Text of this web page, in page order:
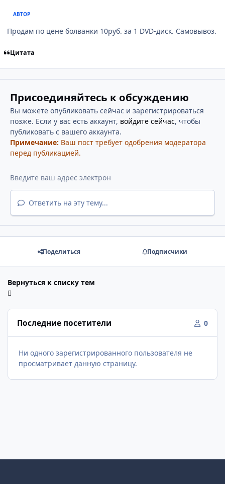
АВТОР
Продам по цене болванки 10руб. за 1 DVD-диск. Самовывоз.
Цитата
Присоединяйтесь к обсуждению
Вы можете опубликовать сейчас и зарегистрироваться
позже. Если у вас есть аккаунт, войдите сейчас, чтобы
публиковать с вашего аккаунта.
Примечание: Ваш пост требует одобрения модератора
перед публикацией.
Ответить на эту тему...
Поделиться Подписчики
Вернуться к списку тем
Последние посетители 0
Ни одного зарегистрированного пользователя не
просматривает данную страницу.